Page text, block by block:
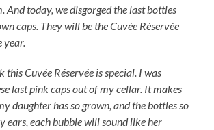
And today, we disgorged the last bottles
caps. They will be the Cuvée Réservée
year.
this Cuvée Réservée is special. I was
last pink caps out of my cellar. It makes
daughter has so grown, and the bottles so
ears, each bubble will sound like her